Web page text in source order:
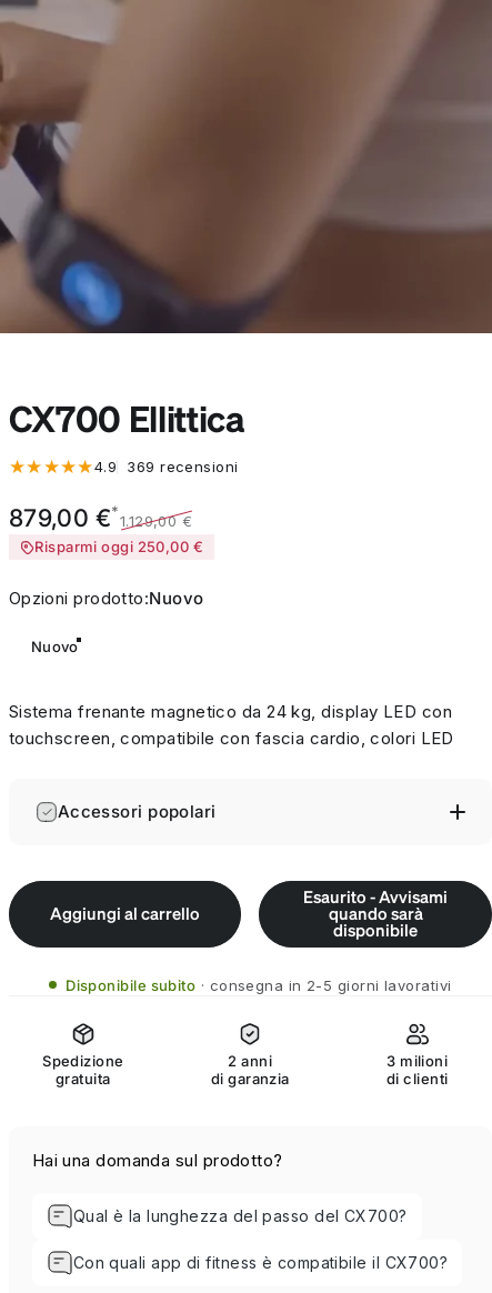
CX700 Ellittica
4.9 369 recensioni
Prezzo scontato
879,00 €*
Prezzo di listino
1.129,00 €
Risparmi oggi 250,00 €
Opzioni prodotto
Opzioni prodotto:Nuovo
Nuovo
Sistema frenante magnetico da 24 kg, display LED con
touchscreen, compatibile con fascia cardio, colori LED
Accessori popolari
Aggiungi al carrello
Esaurito - Avvisami
quando sarà
disponibile
Disponibile subito consegna in 2-5 giorni lavorativi
Spedizione
gratuita
2 anni
di garanzia
3 milioni
di clienti
Hai una domanda sul prodotto?
Qual è la lunghezza del passo del CX700?
Con quali app di fitness è compatibile il CX700?